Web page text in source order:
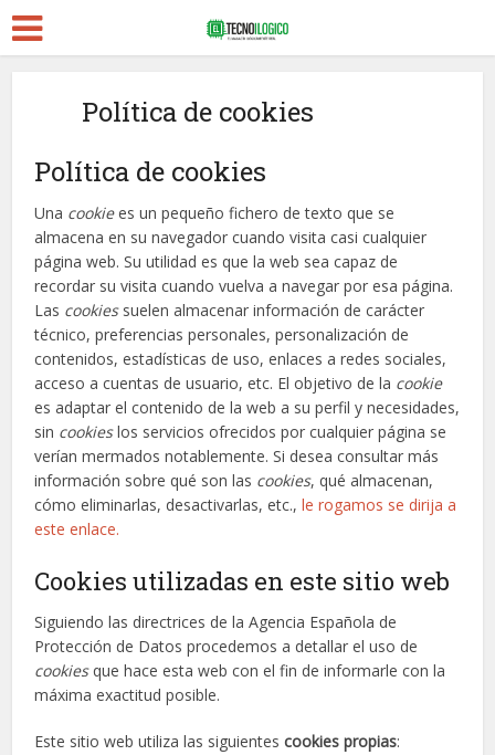
Política de cookies
Política de cookies
Una cookiees un pequeño fichero de texto que se
almacena en su navegador cuando visita casi cualquier
página web. Su utilidad es que la web sea capaz de
recordar su visita cuando vuelva a navegar por esa página.
Las cookiessuelen almacenar información de carácter
técnico, preferencias personales, personalización de
contenidos, estadísticas de uso, enlaces a redes sociales,
acceso a cuentas de usuario, etc. El objetivo de la cookie
es adaptar el contenido de la web a su perfil y necesidades,
sin cookieslos servicios ofrecidos por cualquier página se
verían mermados notablemente. Si desea consultar más
información sobre qué son las cookies, qué almacenan,
cómo eliminarlas, desactivarlas, etc.,le rogamos se dirija a
este enlace.
Cookies utilizadas en este sitio web
Siguiendo las directrices de la Agencia Española de
Protección de Datos procedemos a detallar el uso de
cookiesque hace esta web con el fin de informarle con la
máxima exactitud posible.
Este sitio web utiliza las siguientescookies propias: